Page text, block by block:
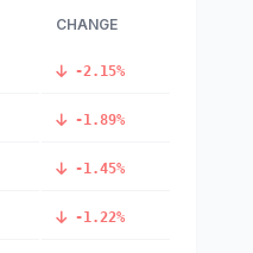
CHANGE
-2.15%
-1.89%
-1.45%
-1.22%